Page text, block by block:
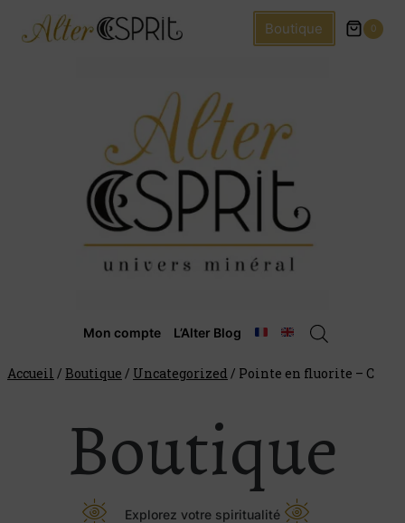
Boutique 0
Mon compte L’Alter Blog
Accueil / Boutique / Uncategorized / Pointe en fluorite – C
Boutique
Explorez votre spiritualité